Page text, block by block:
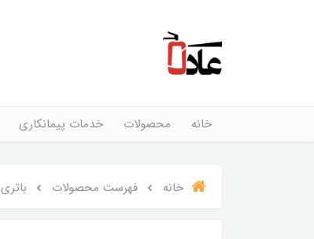
خانه محصولات خدمات پیمانکاری
خانه فهرست محصولات باتری 12 ولت 4/5 آمپر NEPTUNE POWER